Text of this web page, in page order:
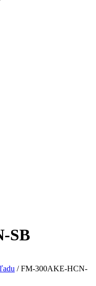
SB
/FM-300AKE-HCN-